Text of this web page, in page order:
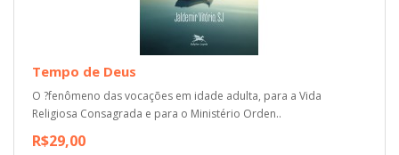
Tempo de Deus
O ?fenômeno das vocações em idade adulta, para a Vida
Religiosa Consagrada e para o Ministério Orden..
R$29,00